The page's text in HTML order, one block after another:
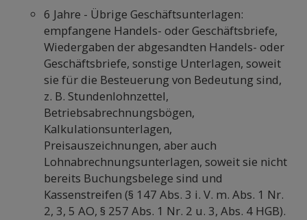
6 Jahre - Übrige Geschäftsunterlagen:
empfangene Handels- oder Geschäftsbriefe,
Wiedergaben der abgesandten Handels- oder
Geschäftsbriefe, sonstige Unterlagen, soweit
sie für die Besteuerung von Bedeutung sind,
z. B. Stundenlohnzettel,
Betriebsabrechnungsbögen,
Kalkulationsunterlagen,
Preisauszeichnungen, aber auch
Lohnabrechnungsunterlagen, soweit sie nicht
bereits Buchungsbelege sind und
Kassenstreifen (§ 147 Abs. 3 i. V. m. Abs. 1 Nr.
2, 3, 5 AO, § 257 Abs. 1 Nr. 2 u. 3, Abs. 4 HGB).